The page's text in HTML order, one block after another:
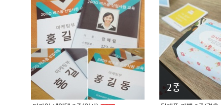
2종